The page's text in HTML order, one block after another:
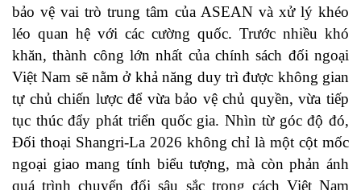
bảo vệ vai trò trung tâm của ASEAN và xử lý khéo
léo quan hệ với các cường quốc. Trước nhiều khó
khăn, thành công lớn nhất của chính sách đối ngoại
Việt Nam sẽ nằm ở khả năng duy trì được không gian
tự chủ chiến lược để vừa bảo vệ chủ quyền, vừa tiếp
tục thúc đẩy phát triển quốc gia. Nhìn từ góc độ đó,
Đối thoại Shangri-La 2026 không chỉ là một cột mốc
ngoại giao mang tính biểu tượng, mà còn phản ánh
quá trình chuyển đổi sâu sắc trong cách Việt Nam